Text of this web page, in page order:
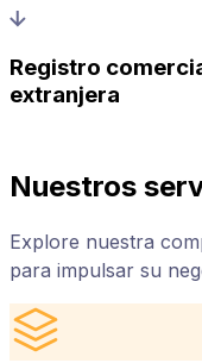
Registro
extranjera
Nuestros
Explore nuestra
para impulsar su